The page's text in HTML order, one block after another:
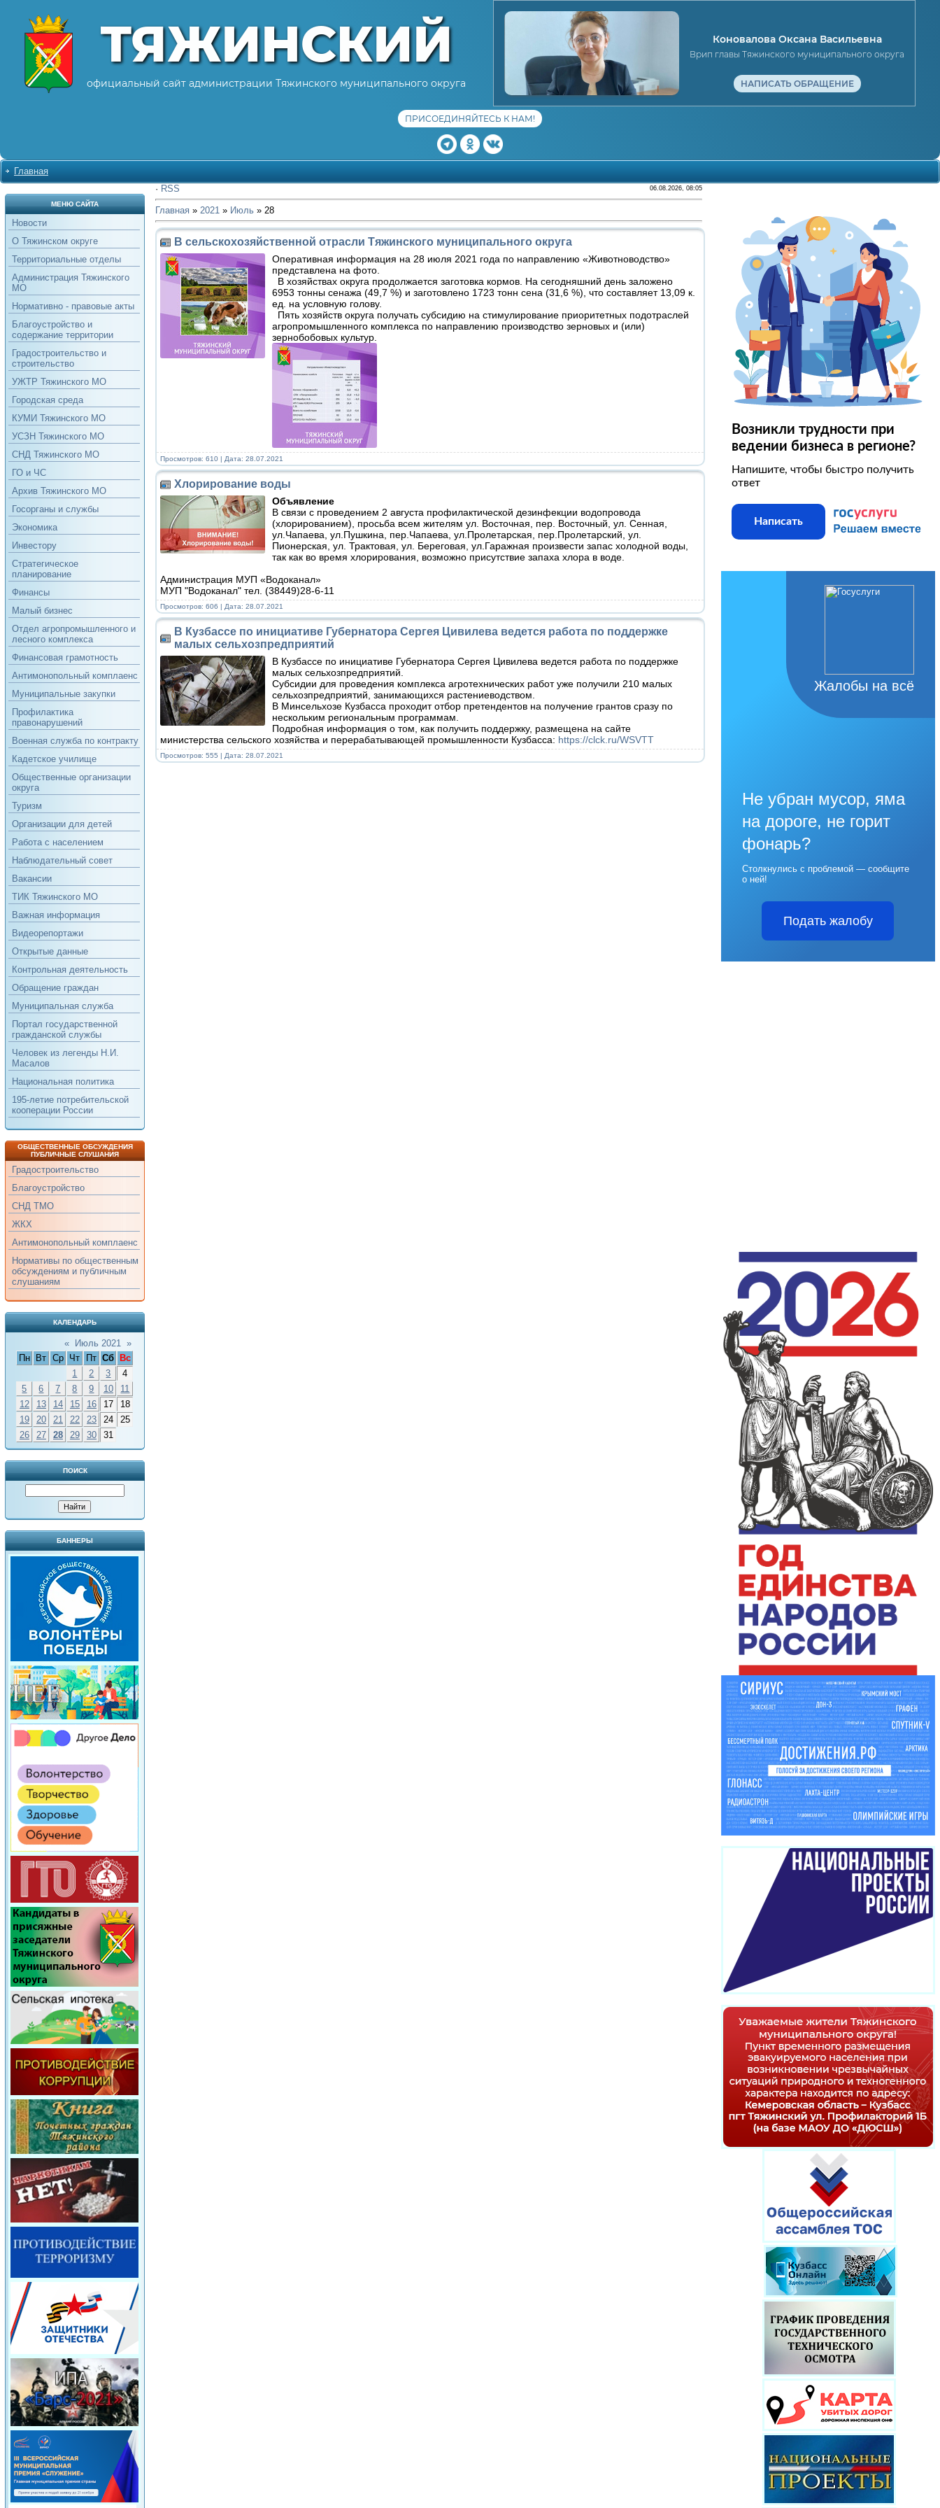
ТЯЖИНСКИЙ
официальный сайт администрации Тяжинского муниципального округа
Коновалова Оксана Васильевна
Врип главы Тяжинского муниципального округа
НАПИСАТЬ ОБРАЩЕНИЕ
ПРИСОЕДИНЯЙТЕСЬ К НАМ!
Главная
МЕНЮ САЙТА
Новости
О Тяжинском округе
Территориальные отделы
Администрация Тяжинского
МО
Нормативно - правовые акты
Благоустройство и
содержание территории
Градостроительство и
строительство
УЖТР Тяжинского МО
Городская среда
КУМИ Тяжинского МО
УСЗН Тяжинского МО
СНД Тяжинского МО
ГО и ЧС
Архив Тяжинского МО
Госорганы и службы
Экономика
Инвестору
Стратегическое
планирование
Финансы
Малый бизнес
Отдел агропромышленного и
лесного комплекса
Финансовая грамотность
Антимонопольный комплаенс
Муниципальные закупки
Профилактика
правонарушений
Военная служба по контракту
Кадетское училище
Общественные организации
округа
Туризм
Организации для детей
Работа с населением
Наблюдательный совет
Вакансии
ТИК Тяжинского МО
Важная информация
Видеорепортажи
Открытые данные
Контрольная деятельность
Обращение граждан
Муниципальная служба
Портал государственной
гражданской службы
Человек из легенды Н.И.
Масалов
Национальная политика
195-летие потребительской
кооперации России
ОБЩЕСТВЕННЫЕ ОБСУЖДЕНИЯ
ПУБЛИЧНЫЕ СЛУШАНИЯ
Градостроительство
Благоустройство
СНД ТМО
ЖКХ
Антимонопольный комплаенс
Нормативы по общественным
обсуждениям и публичным
слушаниям
КАЛЕНДАРЬ
« Июль 2021 »
Пн
Вт Ср Чт Пт Сб
Вс
1
2 3
4
5
6 7 8 9 10
11
12
13 14 15 16 17
18
19
20 21 22 23 24
25
26
27 28 29 30 31
ПОИСК
БАННЕРЫ
· RSS 06.08.2026, 08:05
Главная» 2021 » Июль » 28
В сельскохозяйственной отрасли Тяжинского муниципального округа
Оперативная информация на 28 июля 2021 года по направлению «Животноводство»
представлена на фото.
В хозяйствах округа продолжается заготовка кормов. На сегодняшний день заложено
6953 тонны сенажа (49,7 %) и заготовлено 1723 тонн сена (31,6 %), что составляет 13,09 к.
ед. на условную голову.
Пять хозяйств округа получать субсидию на стимулирование приоритетных подотраслей
агропромышленного комплекса по направлению производство зерновых и (или)
зернобобовых культур.
Просмотров: 610 | Дата: 28.07.2021
Хлорирование воды
Объявление
В связи с проведением 2 августа профилактической дезинфекции водопровода
(хлорированием), просьба всем жителям ул. Восточная, пер. Восточный, ул. Сенная,
ул.Чапаева, ул.Пушкина, пер.Чапаева, ул.Пролетарская, пер.Пролетарский, ул.
Пионерская, ул. Трактовая, ул. Береговая, ул.Гаражная произвести запас холодной воды,
так как во время хлорирования, возможно присутствие запаха хлора в воде.
Администрация МУП «Водоканал»
МУП "Водоканал" тел. (38449)28-6-11
Просмотров: 606 | Дата: 28.07.2021
В Кузбассе по инициативе Губернатора Сергея Цивилева ведется работа по поддержке
малых сельхозпредприятий
В Кузбассе по инициативе Губернатора Сергея Цивилева ведется работа по поддержке
малых сельхозпредприятий.
Субсидии для проведения комплекса агротехнических работ уже получили 210 малых
сельхозпредприятий, занимающихся растениеводством.
В Минсельхозе Кузбасса проходит отбор претендентов на получение грантов сразу по
нескольким региональным программам.
Подробная информация о том, как получить поддержку, размещена на сайте
министерства сельского хозяйства и перерабатывающей промышленности Кузбасса: https://clck.ru/WSVTT
Просмотров: 555 | Дата: 28.07.2021
Возникли трудности при
ведении бизнеса в регионе?
Напишите, чтобы быстро получить
ответ
Написать
Жалобы на всё
Не убран мусор, яма
на дороге, не горит
фонарь?
Столкнулись с проблемой — сообщите
о ней!
Подать жалобу